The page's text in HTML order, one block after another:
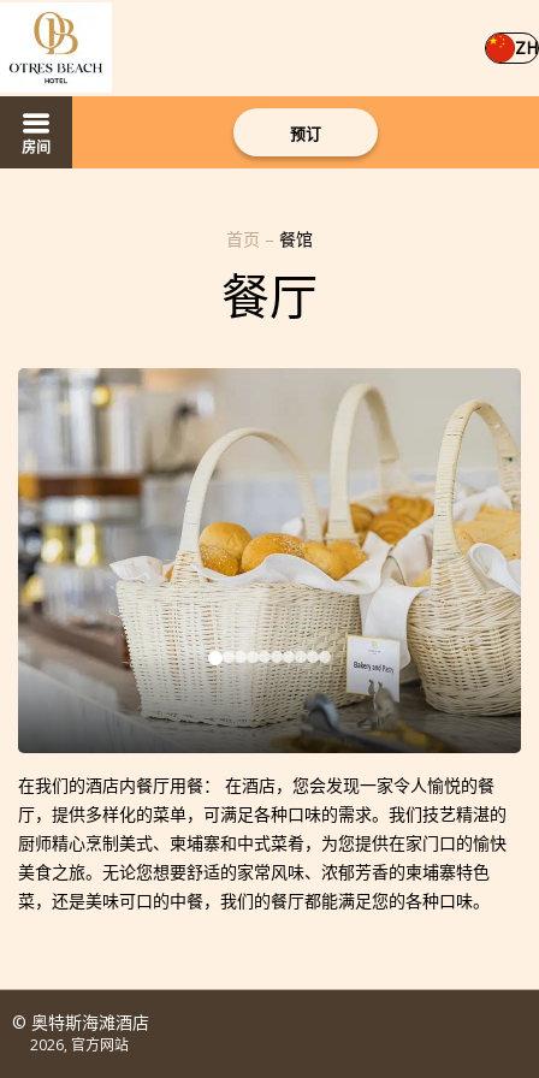
ZH
房间
预订
首页 – 餐馆
餐厅
在我们的酒店内餐厅用餐： 在酒店，您会发现一家令人愉悦的餐
厅，提供多样化的菜单，可满足各种口味的需求。我们技艺精湛的
厨师精心烹制美式、柬埔寨和中式菜肴，为您提供在家门口的愉快
美食之旅。无论您想要舒适的家常风味、浓郁芳香的柬埔寨特色
菜，还是美味可口的中餐，我们的餐厅都能满足您的各种口味。
© 奥特斯海滩酒店
2026, 官方网站